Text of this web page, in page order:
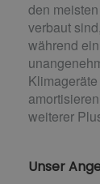
den
verbaut
während
weiterer
Unser